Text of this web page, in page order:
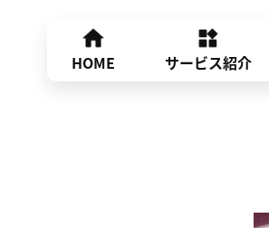
HOME サービス紹介